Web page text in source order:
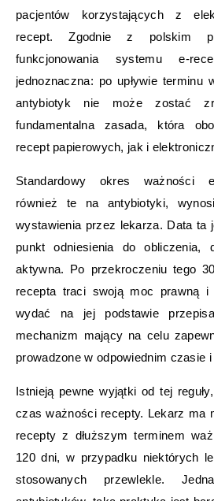
pacjentów korzystających z
recept. Zgodnie z polskim
funkcjonowania systemu e-
jednoznaczna: po upływie terminu
antybiotyk nie może zostać
fundamentalna zasada, która
recept papierowych, jak i
Standardowy okres ważności
również te na antybiotyki,
wystawienia przez lekarza. Data ta
punkt odniesienia do obliczenia,
aktywna. Po przekroczeniu tego
recepta traci swoją moc prawną
wydać na jej podstawie
mechanizm mający na celu
prowadzone w odpowiednim czasie
Istnieją pewne wyjątki od tej
czas ważności recepty. Lekarz ma
recepty z dłuższym terminem
120 dni, w przypadku niektórych
stosowanych przewlekle.